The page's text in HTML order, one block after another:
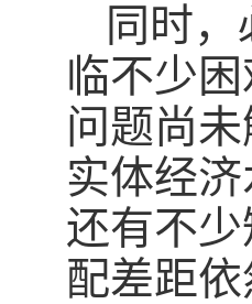
同时
临不少
问题尚
实体经
还有不
配差距